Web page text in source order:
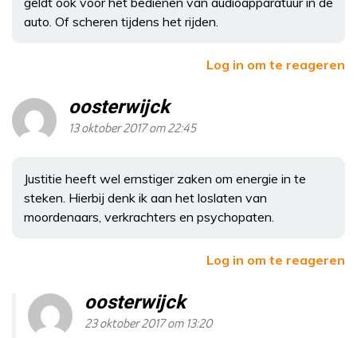
auto. Of scheren tijdens het rijden.
Log in om te reageren
oosterwijck
13 oktober 2017 om 22:45
Justitie heeft wel ernstiger zaken om energie in te
steken. Hierbij denk ik aan het loslaten van
moordenaars, verkrachters en psychopaten.
Log in om te reageren
oosterwijck
23 oktober 2017 om 13:20